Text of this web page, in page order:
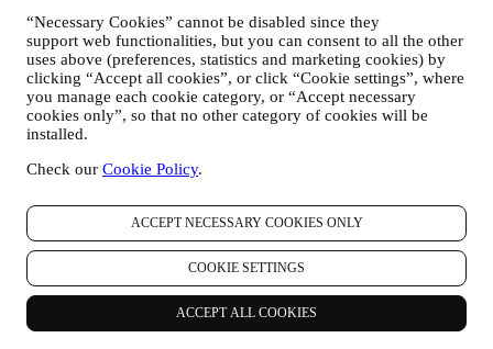
“Necessary Cookies” cannot be disabled since they
support web functionalities, but you can consent to all the other
uses above (preferences, statistics and marketing cookies) by
clicking “Accept all cookies”, or click “Cookie settings”, where
you manage each cookie category, or “Accept necessary
cookies only”, so that no other category of cookies will be
installed.
Check our Cookie Policy.
ACCEPT NECESSARY COOKIES ONLY
COOKIE SETTINGS
ACCEPT ALL COOKIES
te beschermen en in deze verklaring wordt uitgelegd hoe wij uw
persoonsgegevens verzamelen en verwerken in overeenstemming
met de EU-wetgeving inzake gegevensbescherming (met inbegrip
van de EU Algemene Verordening Gegevensbescherming
2016/679) en de wet inzake gegevensbescherming die van
toepassing is in uw land, gebied of locatie (de
1. WANNEER EN WELK SOORT GEGEVENS VERZAMELEN WIJ
“Persoonsgegevens” betekent alle informatie met betrekking tot u en
die ons in staat stelt om u te identificeren, hetzij rechtstreeks of in
combinatie met andere informatie.
Kinderen: Deze website is niet bedoeld voor kinderen en we
verzamelen niet bewust gegevens met betrekking tot kinderen.
Wij kunnen persoonsgegevens van u verzamelen wanneer u onze
website gebruikt (de "Website"), een Le Creuset-account aanmaakt,